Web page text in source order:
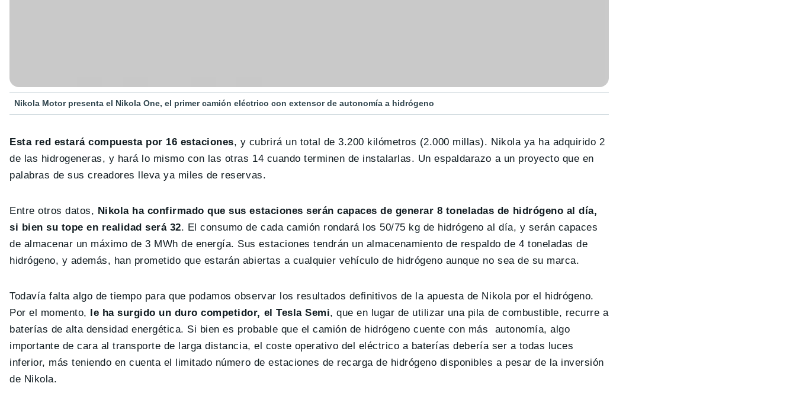
Nikola Motor presenta el Nikola One, el primer camión eléctrico con extensor de autonomía a hidrógeno
Esta red estará compuesta por 16 estaciones, y cubrirá un total de 3.200 kilómetros (2.000 millas). Nikola ya ha adquirido 2
de las hidrogeneras, y hará lo mismo con las otras 14 cuando terminen de instalarlas. Un espaldarazo a un proyecto que en
palabras de sus creadores lleva ya miles de reservas.
Entre otros datos, Nikola ha confirmado que sus estaciones serán capaces de generar 8 toneladas de hidrógeno al día,
si bien su tope en realidad será 32. El consumo de cada camión rondará los 50/75 kg de hidrógeno al día, y serán capaces
de almacenar un máximo de 3 MWh de energía. Sus estaciones tendrán un almacenamiento de respaldo de 4 toneladas de
hidrógeno, y además, han prometido que estarán abiertas a cualquier vehículo de hidrógeno aunque no sea de su marca.
Todavía falta algo de tiempo para que podamos observar los resultados definitivos de la apuesta de Nikola por el hidrógeno.
Por el momento,
le ha surgido un duro competidor, el Tesla Semi, que en lugar de utilizar una pila de combustible, recurre a
baterías de alta densidad energética. Si bien es probable que el camión de hidrógeno cuente con más autonomía, algo
importante de cara al transporte de larga distancia, el coste operativo del eléctrico a baterías debería ser a todas luces
inferior, más teniendo en cuenta el limitado número de estaciones de recarga de hidrógeno disponibles a pesar de la inversión
de Nikola.